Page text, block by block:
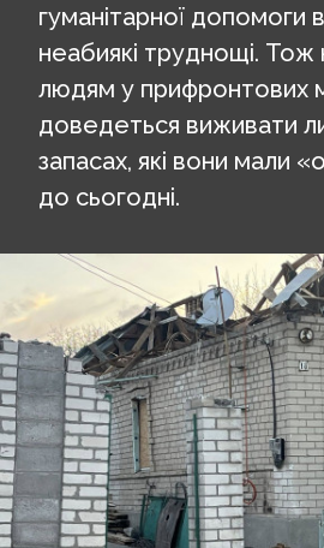
гуманітарної допомоги
неабиякі труднощі. Тож
людям у прифронтових
доведеться виживати
запасах, які вони мали
до сьогодні.